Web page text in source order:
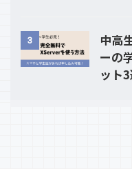
3
中高
ーの
ット